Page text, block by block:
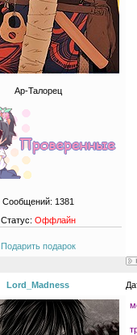
Ар-Талорец
Сообщений: 1381
Статус: Оффлайн
Подарить подарок
Lord_Madness